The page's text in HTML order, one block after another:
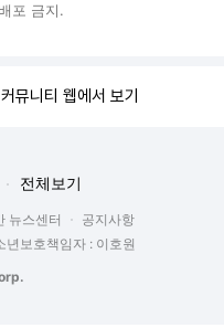
포 금지.
뮤니티 웹에서 보기
전체보기
뉴스센터
공지사항
년보호책임자 : 이호원